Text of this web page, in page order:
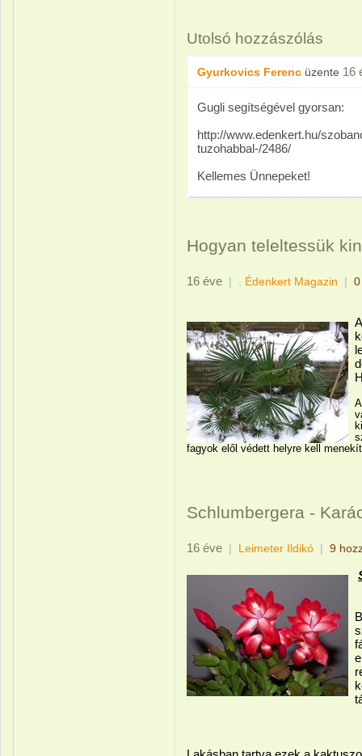
Utolsó hozzászólás
Gyurkovics Ferenc üzente 16
Gugli segítségével gyorsan:
http://www.edenkert.hu/
tuzohabbal-/2486/
Kellemes Ünnepeket!
Hogyan teleltessük
16 éve | . Édenkert Magazin |
fagyok elől védett helyre kell
Schlumbergera -
16 éve | Leimeter Ildikó | 9